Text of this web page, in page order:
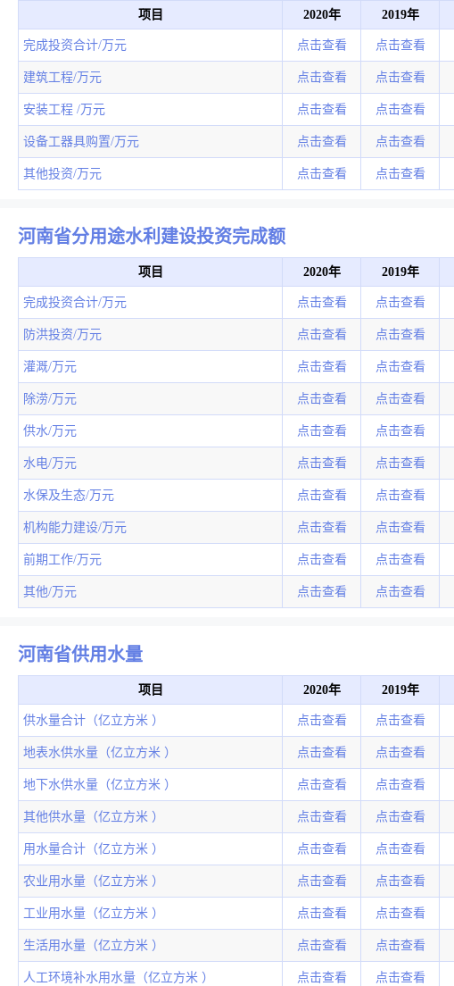
项目 2020年 2019年
完成投资合计/万元 点击查看 点击查看
建筑工程/万元 点击查看 点击查看
安装工程 /万元 点击查看 点击查看
设备工器具购置/万元 点击查看 点击查看
其他投资/万元 点击查看 点击查看
河南省分用途水利建设投资完成额
项目 2020年 2019年
完成投资合计/万元 点击查看 点击查看
防洪投资/万元 点击查看 点击查看
灌溉/万元 点击查看 点击查看
除涝/万元 点击查看 点击查看
供水/万元 点击查看 点击查看
水电/万元 点击查看 点击查看
水保及生态/万元 点击查看 点击查看
机构能力建设/万元 点击查看 点击查看
前期工作/万元 点击查看 点击查看
其他/万元 点击查看 点击查看
河南省供用水量
项目 2020年 2019年
供水量合计（亿立方米 ） 点击查看 点击查看
地表水供水量（亿立方米 ） 点击查看 点击查看
地下水供水量（亿立方米 ） 点击查看 点击查看
其他供水量（亿立方米 ） 点击查看 点击查看
用水量合计（亿立方米 ） 点击查看 点击查看
农业用水量（亿立方米 ） 点击查看 点击查看
工业用水量（亿立方米 ） 点击查看 点击查看
生活用水量（亿立方米 ） 点击查看 点击查看
人工环境补水用水量（亿立方米 ） 点击查看 点击查看